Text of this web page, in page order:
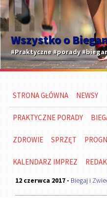
Wszystko o
#Praktyczne #porady
STRONA GŁÓWNA NEWSY
PRAKTYCZNE PORADY
ZDROWIE SPRZĘT
KALENDARZ IMPREZ
12 czerwca 2017 - Biegaj i